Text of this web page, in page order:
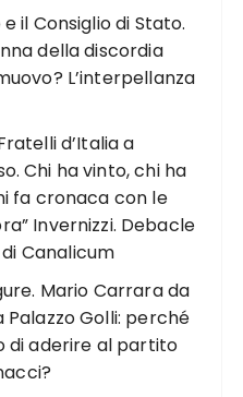
e il Consiglio di Stato.
della discordia
L’interpellanza
d’Italia a
Chi ha vinto, chi ha
fa cronaca con le
Invernizzi. Debacle
Canalicum
Mario Carrara da
Palazzo Golli: perché
di aderire al partito